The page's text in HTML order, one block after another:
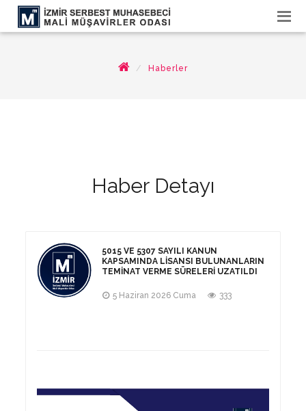
Haberler
Haber Detayı
5015 VE 5307 SAYILI KANUN
KAPSAMINDA LISANSI BULUNANLARIN
TEMINAT VERME SÜRELERI UZATILDI
5 Haziran 2026 Cuma 333